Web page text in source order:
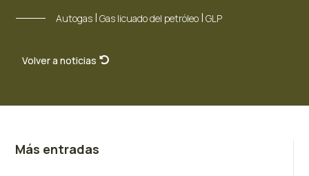
Autogas| Gas licuado del petróleo| GLP
Volver a noticias
Más entradas